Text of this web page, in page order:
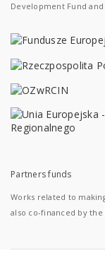
Development Fund
Partners funds
Works related to
also co-financed by the